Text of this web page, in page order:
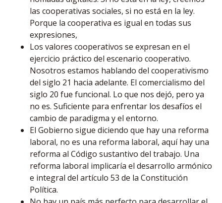
las cooperativas sociales, si no está en la ley.
Porque la cooperativa es igual en todas sus
expresiones,
Los valores cooperativos se expresan en el
ejercicio práctico del escenario cooperativo.
Nosotros estamos hablando del cooperativismo
del siglo 21 hacia adelante. El comercialismo del
siglo 20 fue funcional. Lo que nos dejó, pero ya
no es. Suficiente para enfrentar los desafíos el
cambio de paradigma y el entorno.
El Gobierno sigue diciendo que hay una reforma
laboral, no es una reforma laboral, aquí hay una
reforma al Código sustantivo del trabajo. Una
reforma laboral implicaría el desarrollo armónico
e integral del artículo 53 de la Constitución
Política.